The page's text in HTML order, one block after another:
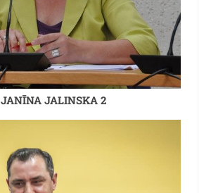
JANĪNA JALINSKA 2